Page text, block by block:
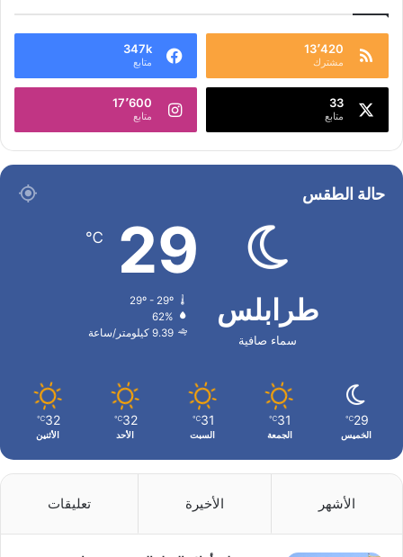
13٬420
مشترك
347k
متابع
33
متابع
17٬600
متابع
حالة الطقس
طرابلس
سماء صافية
29
℃
29º - 29º
62%
9.39 كيلومتر/ساعة
29
℃
الخميس
31
℃
الجمعة
31
℃
السبت
32
℃
الأحد
32
℃
الأثنين
الأشهر الأخيرة تعليقات